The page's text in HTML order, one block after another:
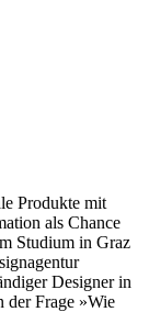
Produkte mit
als Chance
Studium in Graz
Designer in
der Frage »Wie